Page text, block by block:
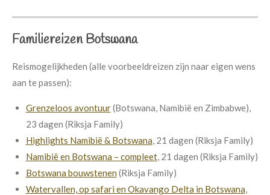
Familiereizen Botswana
Reismogelijkheden (alle voorbeeldreizen zijn naar eigen wens
aan te passen):
Grenzeloos avontuur(Botswana, Namibië en Zimbabwe),
23 dagen (Riksja Family)
Highlights Namibië & Botswana, 21 dagen (Riksja Family)
Namibië en Botswana – compleet, 21 dagen (Riksja Family)
Botswana bouwstenen (Riksja Family)
Watervallen, op safari en Okavango Delta in Botswana,